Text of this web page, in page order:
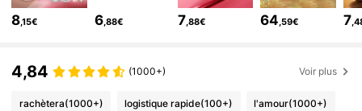
4.7M Suiveurs
4.7M Suiveurs
8,15€ 6,88€ 7,88€ 64,59€ 7
4,84 (1000+) Voir plus
rachètera(1000+) logistique rapide(100+) l'amour(1000+)